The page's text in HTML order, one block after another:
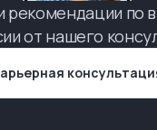
рекомендации по
от нашего